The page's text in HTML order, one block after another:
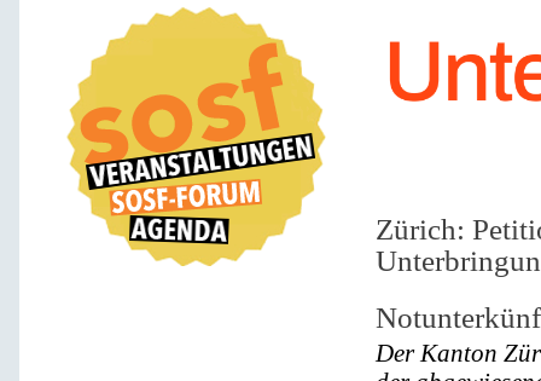
Zürich:
Der Kanton